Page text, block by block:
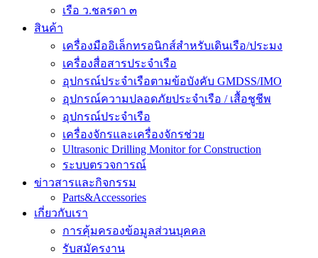
เรือ ว.ชลรดา ๓
สินค้า
เครื่องมืออิเล็กทรอนิกส์สำหรับเดินเรือ/ประมง
เครื่องสื่อสารประจำเรือ
อุปกรณ์ประจำเรือตามข้อบังคับ GMDSS/IMO
อุปกรณ์ความปลอดภัยประจำเรือ / เสื้อชูชีพ
อุปกรณ์ประจำเรือ
เครื่องจักรและเครื่องจักรช่วย
Ultrasonic Drilling Monitor for Construction
ระบบตรวจการณ์
ข่าวสารและกิจกรรม
Parts&Accessories
เกี่ยวกับเรา
การคุ้มครองข้อมูลส่วนบุคคล
รับสมัครงาน